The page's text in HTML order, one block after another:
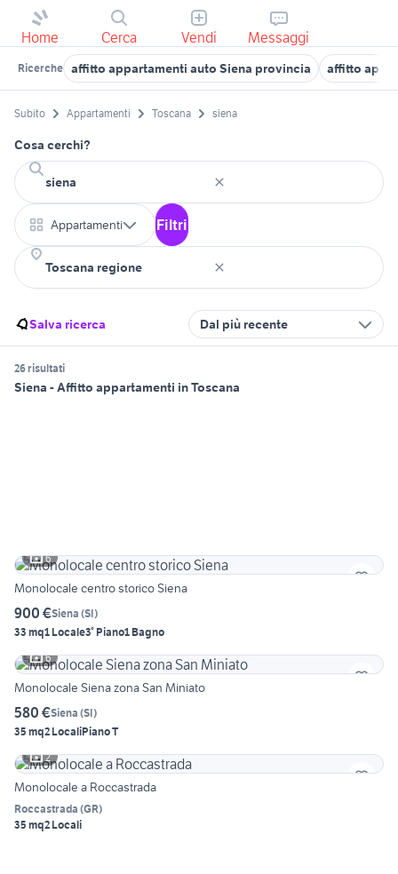
Home Cerca Vendi Messaggi
Ricerche affitto appartamenti auto Siena provincia affitto
Subito Appartamenti Toscana siena
Cosa cerchi?
Appartamenti Filtri
Salva ricerca Dal più recente
26 risultati
Siena - Affitto appartamenti in Toscana
6
Monolocale centro storico Siena
900 €Siena (SI)
33 mq1 Locale3° Piano1 Bagno
6
Monolocale Siena zona San Miniato
580 €Siena (SI)
35 mq2 LocaliPiano T
2
Monolocale a Roccastrada
Roccastrada (GR)
35 mq2 Locali